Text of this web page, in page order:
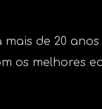
mais de 20
os melhores